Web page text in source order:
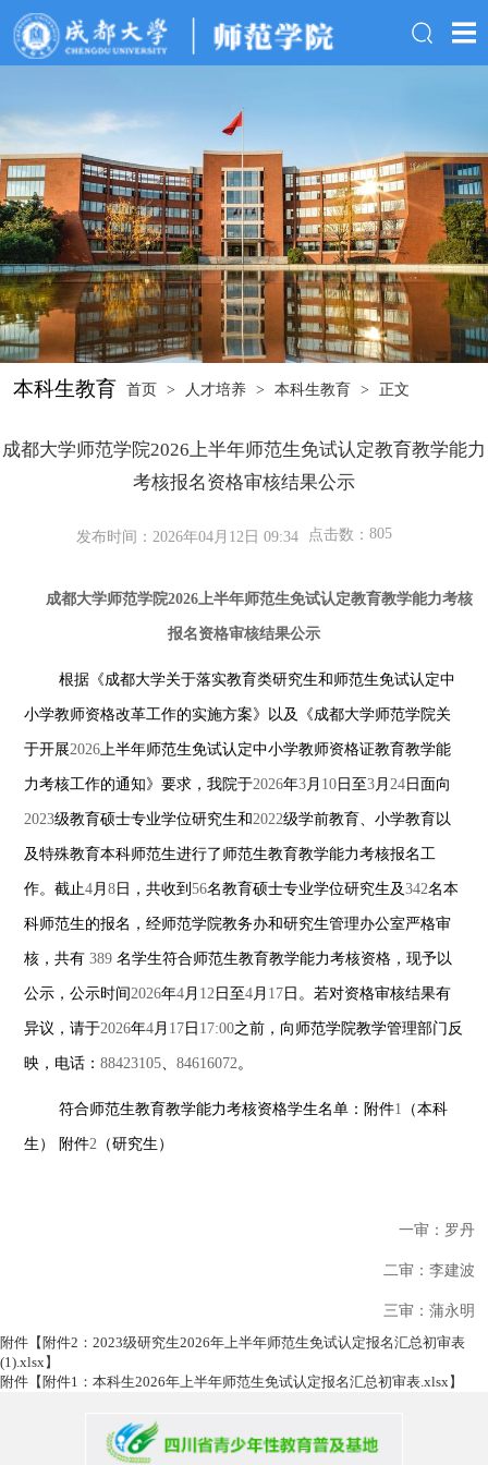
本科生教育 首页 > 人才培养 > 本科生教育 > 正文
成都大学师范学院2026上半年师范生免试认定教育教学能力
考核报名资格审核结果公示
发布时间：2026年04月12日 09:34 点击数：805
成都大学师范学院2026上半年师范生免试认定教育教学能力考核
报名资格审核结果公示
根据《成都大学关于落实教育类研究生和师范生免试认定中
小学教师资格改革工作的实施方案》以及《成都大学师范学院关
于开展2026上半年师范生免试认定中小学教师资格证教育教学能
力考核工作的通知》要求，我院于2026年3月 10日至3月24日面向
2023级教育硕士专业学位研究生和2022级学前教育、小学教育以
及特殊教育本科师范生进行了师范生教育教学能力考核报名工
作。截止4月8日，共收到56名教育硕士专业学位研究生及342名本
科师范生的报名，经师范学院教务办和研究生管理办公室严格审
核，共有 389 名学生符合师范生教育教学能力考核资格，现予以
公示，公示时间2026年4月 12日至4月 17日。若对资格审核结果有
异议，请于2026年4月 17日17:00之前，向师范学院教学管理部门反
映，电话： 88423105、 84616072。
符合师范生教育教学能力考核资格学生名单：附件1 （本科
生）
附件2（研究生）
一审：罗丹
二审：李建波
三审：蒲永明
附件【 附件2：2023级研究生2026年上半年师范生免试认定报名汇总初审表
(1).xlsx】
附件【 附件1：本科生2026年上半年师范生免试认定报名汇总初审表.xlsx】